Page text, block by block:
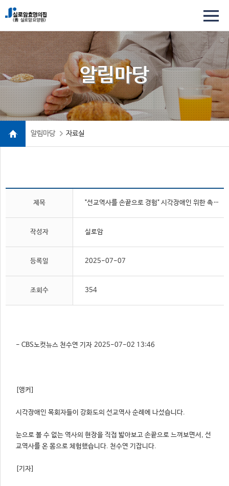
알림마당
알림마당 자료실
제목 "선교역사를 손끝으로 경험" 시각장애인 위한 촉각순례 진행
작성자 실로암
등록일 2025-07-07
조회수 354
- CBS노컷뉴스 천수연 기자 2025-07-02 13:46
시각장애인 목회자들이 강화도의 선교역사 순례에 나섰습니다.
눈으로 볼 수 없는 역사의 현장을 직접 밟아보고 손끝으로 느껴보면서, 선
교역사를 온 몸으로 체험했습니다. 천수연 기잡니다.
[기자]